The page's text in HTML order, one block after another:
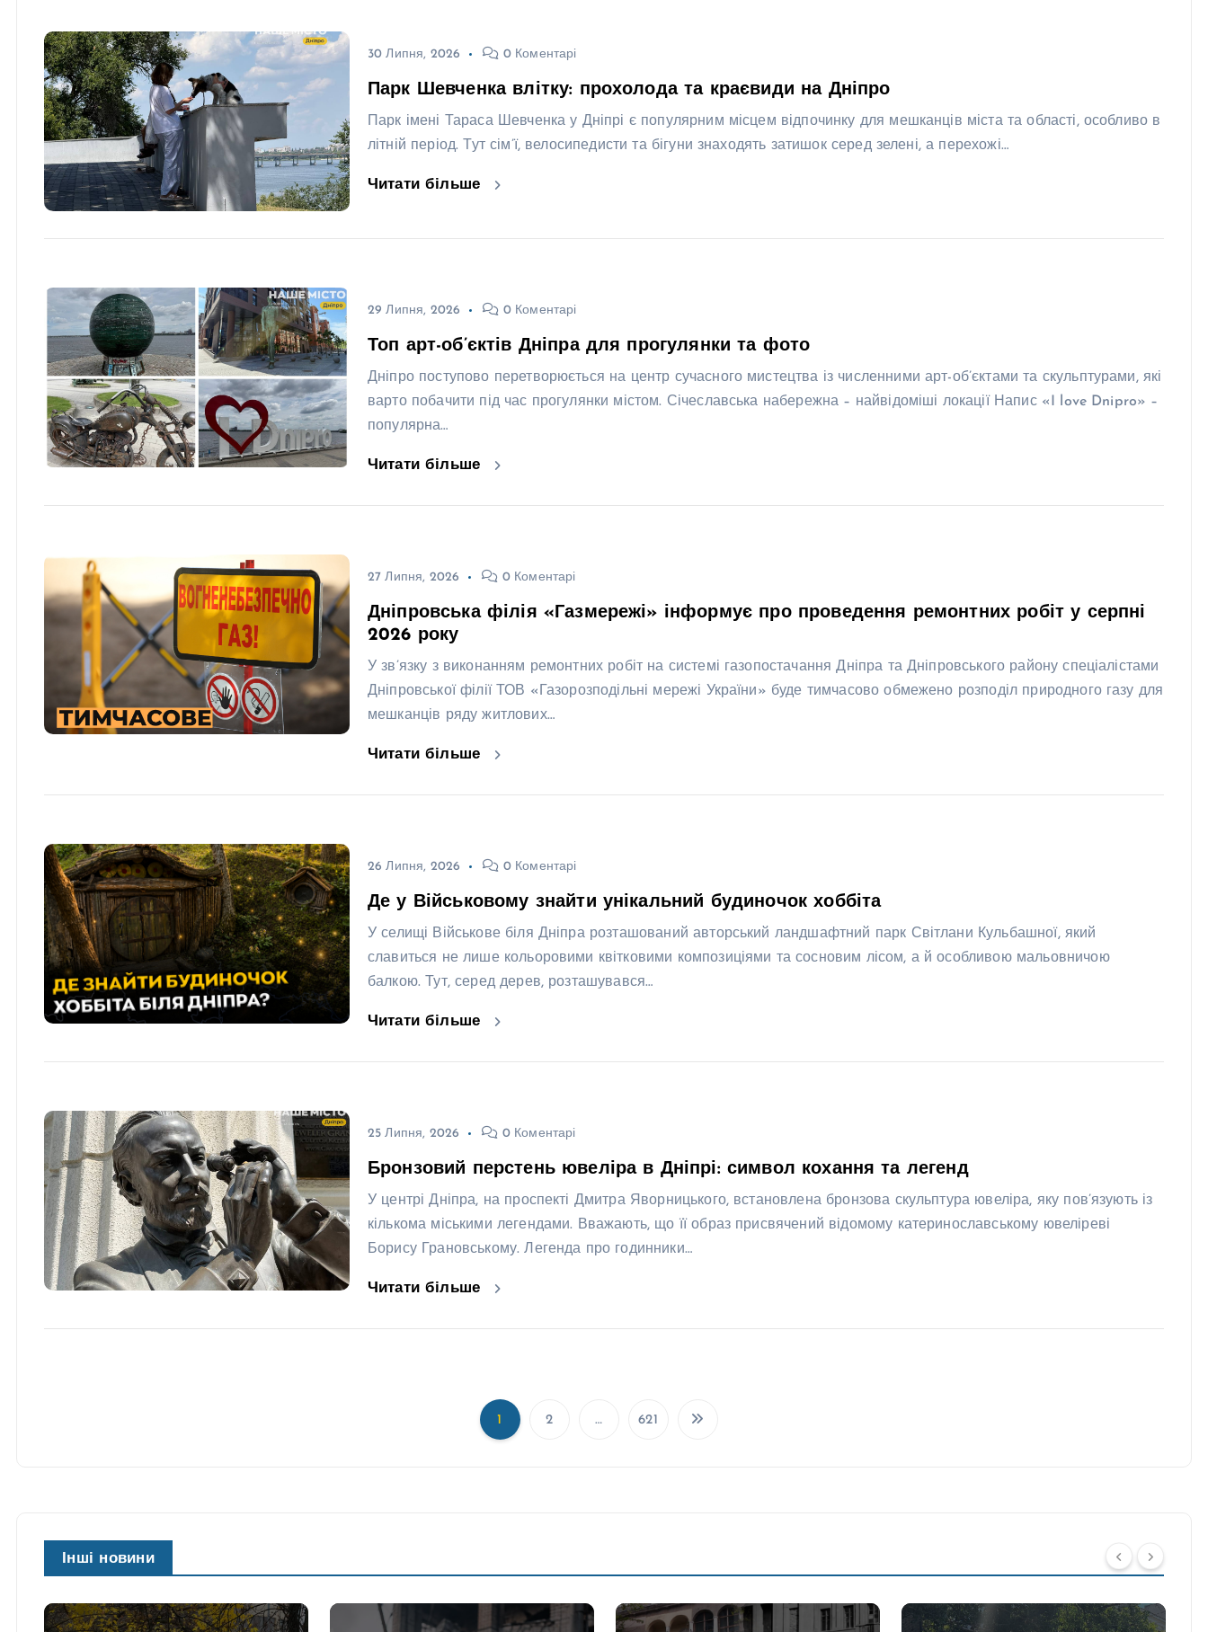
30 Липня, 2026 0 Коментарі
Парк Шевченка влітку: прохолода та краєвиди на Дніпро
Парк імені Тараса Шевченка у Дніпрі є популярним місцем відпочинку для мешканців міста та області, особливо в
літній період. Тут сім’ї, велосипедисти та бігуни знаходять затишок серед зелені, а перехожі…
Читати більше
29 Липня, 2026 0 Коментарі
Топ арт-об’єктів Дніпра для прогулянки та фото
Дніпро поступово перетворюється на центр сучасного мистецтва із численними арт-об’єктами та скульптурами, які
варто побачити під час прогулянки містом. Січеславська набережна – найвідоміші локації Напис «I love Dnipro» –
популярна…
Читати більше
27 Липня, 2026 0 Коментарі
Дніпровська філія «Газмережі» інформує про проведення ремонтних робіт у серпні
2026 року
У зв’язку з виконанням ремонтних робіт на системі газопостачання Дніпра та Дніпровського району спеціалістами
Дніпровської філії ТОВ «Газорозподільні мережі України» буде тимчасово обмежено розподіл природного газу для
мешканців ряду житлових…
Читати більше
26 Липня, 2026 0 Коментарі
Де у Військовому знайти унікальний будиночок хоббіта
У селищі Військове біля Дніпра розташований авторський ландшафтний парк Світлани Кульбашної, який
славиться не лише кольоровими квітковими композиціями та сосновим лісом, а й особливою мальовничою
балкою. Тут, серед дерев, розташувався…
Читати більше
25 Липня, 2026 0 Коментарі
Бронзовий перстень ювеліра в Дніпрі: символ кохання та легенд
У центрі Дніпра, на проспекті Дмитра Яворницького, встановлена бронзова скульптура ювеліра, яку пов’язують із
кількома міськими легендами. Вважають, що її образ присвячений відомому катеринославському ювеліреві
Борису Грановському. Легенда про годинники…
Читати більше
а
1 2 … 621
Інші новини